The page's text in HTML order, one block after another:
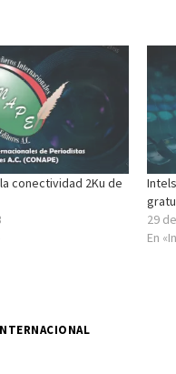
conectividad 2Ku de
29
En